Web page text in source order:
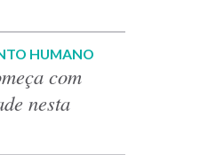
HUMANO
com
nesta